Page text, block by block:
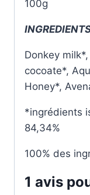
100g
Donkey
cocoate*,
Honey*,
*ingrédients
84,34%
100% des
1 avis